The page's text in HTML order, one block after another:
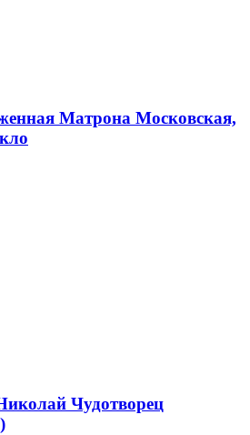
Матрона Московская,
Чудотворец